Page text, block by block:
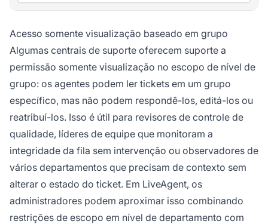
Acesso somente visualização baseado em grupo
Algumas centrais de suporte oferecem suporte a
permissão somente visualização no escopo de nível de
grupo: os agentes podem ler tickets em um grupo
específico, mas não podem respondê-los, editá-los ou
reatribuí-los. Isso é útil para revisores de controle de
qualidade, líderes de equipe que monitoram a
integridade da fila sem intervenção ou observadores de
vários departamentos que precisam de contexto sem
alterar o estado do ticket. Em LiveAgent, os
administradores podem aproximar isso combinando
restrições de escopo em nível de departamento com